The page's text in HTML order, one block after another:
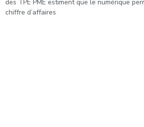
des TPE PME estiment que le numérique
chiffre d’affaires